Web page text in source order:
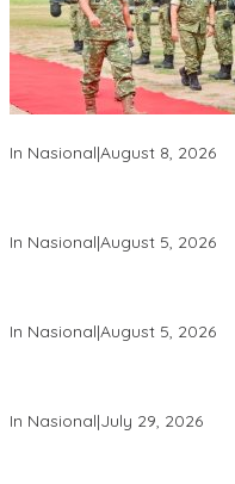
In Nasional|August 8, 2026
In Nasional|August 5, 2026
In Nasional|August 5, 2026
In Nasional|July 29, 2026